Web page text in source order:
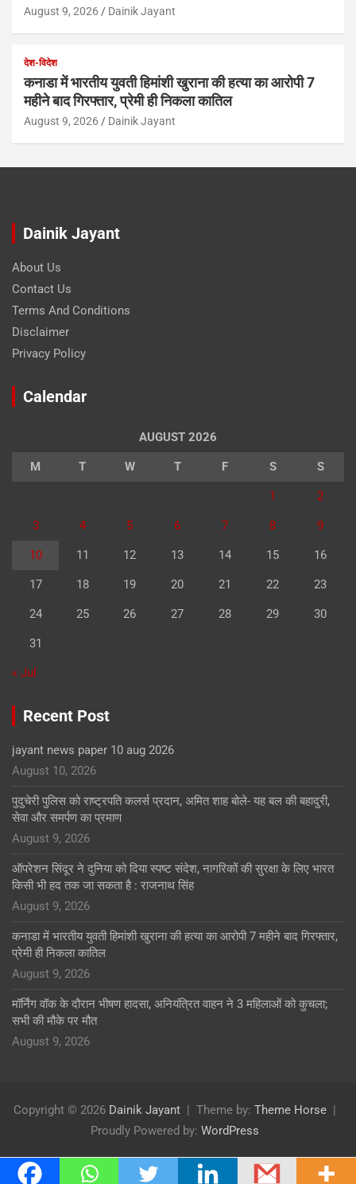
August 9, 2026 Dainik Jayant
देश-विदेश
कनाडा में भारतीय युवती हिमांशी खुराना की हत्या का आरोपी 7
महीने बाद गिरफ्तार, प्रेमी ही निकला कातिल
August 9, 2026 Dainik Jayant
Dainik Jayant
About Us
Contact Us
Terms And Conditions
Disclaimer
Privacy Policy
Calendar
AUGUST 2026
M T W T F S S
1 2
3 4 5 6 7 8 9
10 11 12 13 14 15 16
17 18 19 20 21 22 23
24 25 26 27 28 29 30
31
« Jul
Recent Post
jayant news paper 10 aug 2026
August 10, 2026
पुदुचेरी पुलिस को राष्ट्रपति कलर्स प्रदान, अमित शाह बोले- यह बल की बहादुरी,
सेवा और समर्पण का प्रमाण
August 9, 2026
ऑपरेशन सिंदूर ने दुनिया को दिया स्पष्ट संदेश, नागरिकों की सुरक्षा के लिए भारत
किसी भी हद तक जा सकता है : राजनाथ सिंह
August 9, 2026
कनाडा में भारतीय युवती हिमांशी खुराना की हत्या का आरोपी 7 महीने बाद गिरफ्तार,
प्रेमी ही निकला कातिल
August 9, 2026
मॉर्निंग वॉक के दौरान भीषण हादसा, अनियंत्रित वाहन ने 3 महिलाओं को कुचला;
सभी की मौके पर मौत
August 9, 2026
Copyright © 2026 Dainik Jayant Theme by: Theme Horse
Proudly Powered by: WordPress